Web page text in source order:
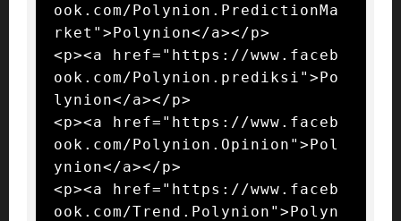
ook.com/Polynion.PredictionMa
rket">Polynion</a></p>
<p><a href="https://www.faceb
ook.com/Polynion.prediksi">Po
lynion</a></p>
<p><a href="https://www.faceb
ook.com/Polynion.Opinion">Pol
ynion</a></p>
<p><a href="https://www.faceb
ook.com/Trend.Polynion">Polyn